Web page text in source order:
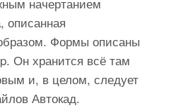
описанная
Формы описаны
Он хранится всё там
и, в целом, следует
Автокад.